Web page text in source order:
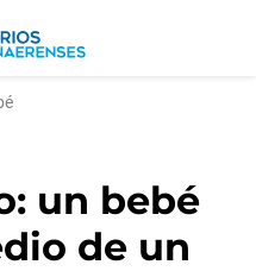
un bebé
de un